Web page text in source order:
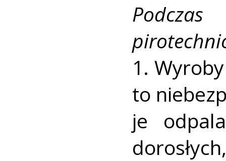
1.
to
je
dorosłych,